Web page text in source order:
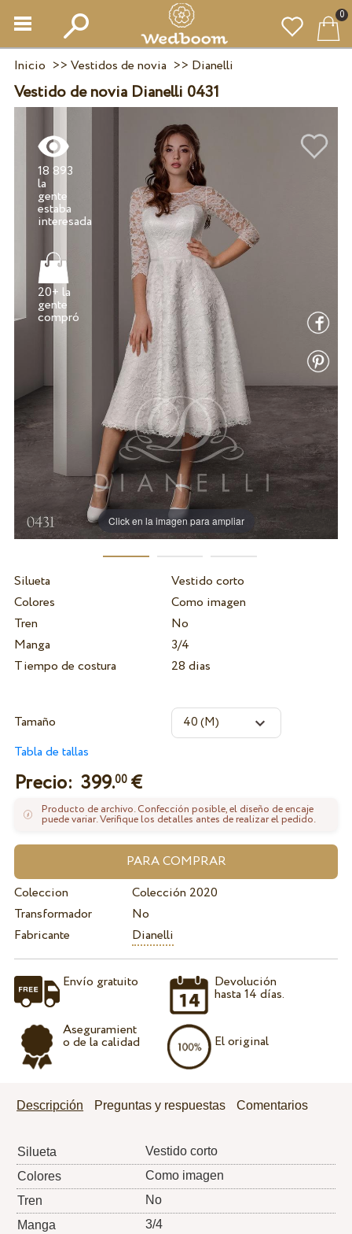
0
Inicio >> Vestidos de novia >> Dianelli
Vestido de novia Dianelli 0431
Click en la imagen para ampliar
18 893
la
gente
estaba
20+ la
gente
Silueta
Vestido corto
Colores
Como imagen
Tren
No
Manga
3/4
Tiempo de costura
28 dias
Tamaño
Tabla de tallas
Precio: 399.00€
Producto de archivo. Confección posible, el diseño de encaje
puede variar. Verifique los detalles antes de realizar el pedido.
Coleccion
Colección 2020
Transformador
No
Fabricante
Dianelli
Envío gratuito
Aseguramient
o de la calidad
Devolución
hasta 14 días.
El original
Descripción Preguntas y respuestas Comentarios
Silueta
Vestido corto
Colores
Como imagen
Tren
No
Manga
3/4